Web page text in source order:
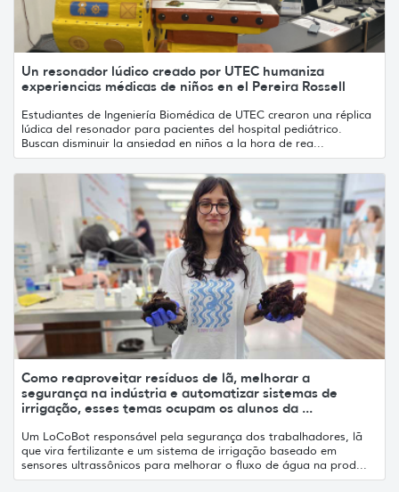
Un resonador lúdico creado por UTEC humaniza
experiencias médicas de niños en el Pereira Rossell
Estudiantes de Ingeniería Biomédica de UTEC crearon una réplica
lúdica del resonador para pacientes del hospital pediátrico.
Buscan disminuir la ansiedad en niños a la hora de rea...
Como reaproveitar resíduos de lã, melhorar a
segurança na indústria e automatizar sistemas de
irrigação, esses temas ocupam os alunos da ...
Um LoCoBot responsável pela segurança dos trabalhadores, lã
que vira fertilizante e um sistema de irrigação baseado em
sensores ultrassônicos para melhorar o fluxo de água na prod...